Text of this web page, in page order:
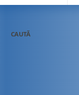
CAUTĂ